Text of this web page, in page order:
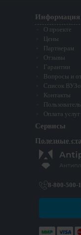
8-800-500-
Информация
О проекте
Цены
Партнерам
Отзывы
Гарантии
Вопросы и
Список
Контакты
Оплата услуг
Сервисы
Полезные